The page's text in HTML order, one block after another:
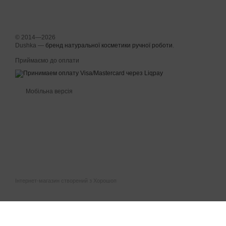
© 2014—2026
Dushka — бренд натуральної косметики ручної роботи.
Приймаємо до оплати
Мобільна версія